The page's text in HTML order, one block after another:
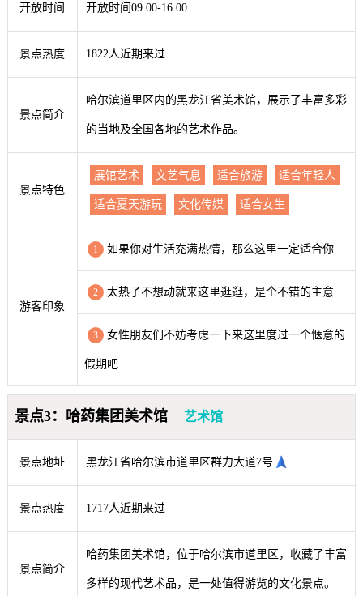
开放时间 开放时间09:00-16:00
景点热度 1822人近期来过
景点简介
哈尔滨道里区内的黑龙江省美术馆，展示了丰富多彩
的当地及全国各地的艺术作品。
景点特色
展馆艺术 文艺气息 适合旅游 适合年轻人
适合夏天游玩 文化传媒 适合女生
游客印象
1 如果你对生活充满热情，那么这里一定适合你
2 太热了不想动就来这里逛逛，是个不错的主意
3 女性朋友们不妨考虑一下来这里度过一个惬意的
假期吧
景点3：哈药集团美术馆 艺术馆
景点地址 黑龙江省哈尔滨市道里区群力大道7号
景点热度 1717人近期来过
景点简介
哈药集团美术馆，位于哈尔滨市道里区，收藏了丰富
多样的现代艺术品，是一处值得游览的文化景点。